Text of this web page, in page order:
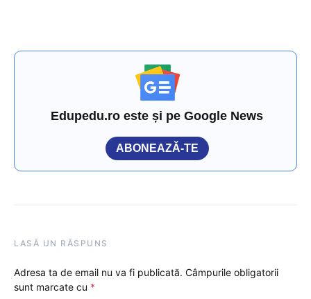
Edupedu.ro este și pe Google News
ABONEAZĂ-TE
LASĂ UN RĂSPUNS
Adresa ta de email nu va fi publicată. Câmpurile obligatorii
sunt marcate cu *